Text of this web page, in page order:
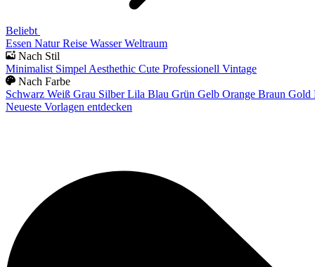
Beliebt
Essen Natur Reise Wasser Weltraum
Nach Stil
Minimalist Simpel Aesthethic Cute Professionell Vintage
Nach Farbe
Schwarz Weiß Grau Silber Lila Blau Grün Gelb Orange Braun Gold
Neueste Vorlagen entdecken